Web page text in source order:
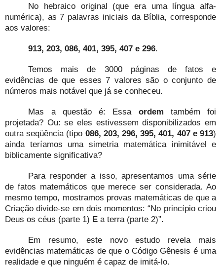
No hebraico original (que era uma língua alfa-
numérica), as 7 palavras iniciais da Bíblia, corresponde
aos valores:
913, 203, 086, 401, 395, 407 e 296.
Temos mais de 3000 páginas de fatos e
evidências de que esses 7 valores são o conjunto de
números mais notável que já se conheceu.
Mas a questão é: Essa ordem também foi
projetada? Ou: se eles estivessem disponibilizados em
outra seqüência (tipo 086, 203, 296, 395, 401, 407 e 913)
ainda teríamos uma simetria matemática inimitável e
biblicamente significativa?
Para responder a isso, apresentamos uma série
de fatos matemáticos que merece ser considerada. Ao
mesmo tempo, mostramos provas matemáticas de que a
Criação divide-se em dois momentos: “No princípio criou
Deus os céus (parte 1) E a terra (parte 2)”.
Em resumo, este novo estudo revela mais
evidências matemáticas de que o Código Gênesis é uma
realidade e que ninguém é capaz de imitá-lo.